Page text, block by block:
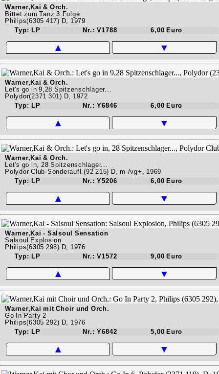
Warner,Kai & Orch.
Bittet zum Tanz 3.Folge
Philips(6305 417) D, 1979
Typ: LP
Nr.: V1788 6,00 Euro
▲ ▼
Warner,Kai & Orch.
Let's go in 9,28 Spitzenschlager...
Polydor(2371 301) D, 1972
Typ: LP
Nr.: Y6846 6,00 Euro
▲ ▼
Warner,Kai & Orch.
Let's go in, 28 Spitzenschlager...
Polydor Club-Sonderaufl.(92 215) D, m-/vg+, 1969
Typ: LP
Nr.: Y5206 6,00 Euro
▲ ▼
Warner,Kai - Salsoul Sensation
Salsoul Explosion
Philips(6305 298) D, 1976
Typ: LP
Nr.: V1572 9,00 Euro
▲ ▼
Warner,Kai mit Choir und Orch.
Go In Party 2
Philips(6305 292) D, 1976
Typ: LP
Nr.: Y6842 5,00 Euro
▲ ▼